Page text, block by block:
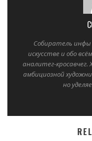
Собиратель
искусстве и обо
аналитег-
амбициозной
но